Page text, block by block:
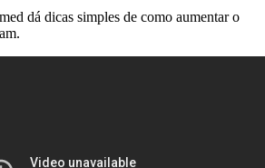
dá dicas simples de como aumentar o